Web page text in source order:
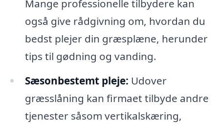
Mange professionelle tilbydere kan
også give rådgivning om, hvordan du
bedst plejer din græsplæne, herunder
tips til gødning og vanding.
Sæsonbestemt pleje: Udover
græsslåning kan firmaet tilbyde andre
tjenester såsom vertikalskæring,